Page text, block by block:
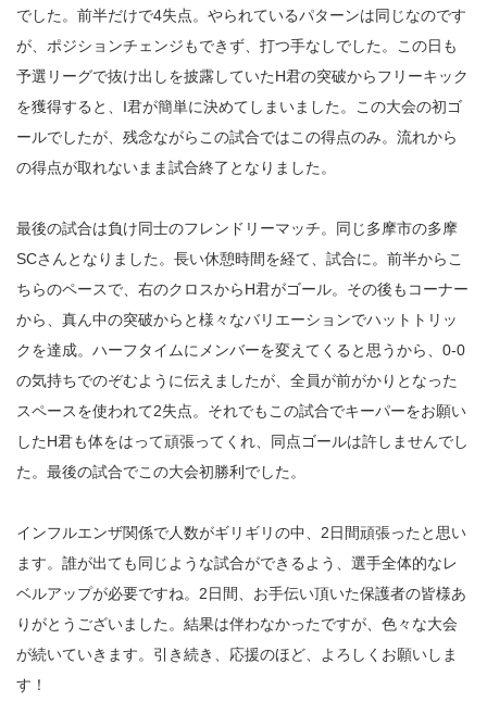
でした。前半だけで4失点。やられているパターンは同じなのです
が、ポジションチェンジもできず、打つ手なしでした。この日も
予選リーグで抜け出しを披露していたH君の突破からフリーキック
を獲得すると、I君が簡単に決めてしまいました。この大会の初ゴ
ールでしたが、残念ながらこの試合ではこの得点のみ。流れから
の得点が取れないまま試合終了となりました。
最後の試合は負け同士のフレンドリーマッチ。同じ多摩市の多摩
SCさんとなりました。長い休憩時間を経て、試合に。前半からこ
ちらのペースで、右のクロスからH君がゴール。その後もコーナー
から、真ん中の突破からと様々なバリエーションでハットトリッ
クを達成。ハーフタイムにメンバーを変えてくると思うから、0-0
の気持ちでのぞむように伝えましたが、全員が前がかりとなった
スペースを使われて2失点。それでもこの試合でキーパーをお願い
したH君も体をはって頑張ってくれ、同点ゴールは許しませんでし
た。最後の試合でこの大会初勝利でした。
インフルエンザ関係で人数がギリギリの中、2日間頑張ったと思い
ます。誰が出ても同じような試合ができるよう、選手全体的なレ
ベルアップが必要ですね。2日間、お手伝い頂いた保護者の皆様あ
りがとうございました。結果は伴わなかったですが、色々な大会
が続いていきます。引き続き、応援のほど、よろしくお願いしま
す！